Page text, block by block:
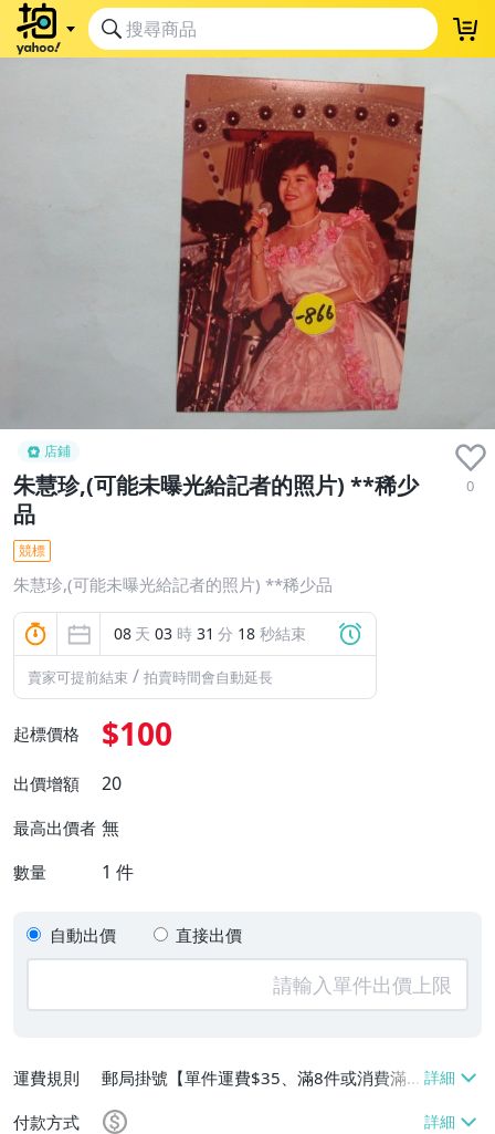
店鋪
朱慧珍,(可能未曝光給記者的照片) **稀少
品
0
競標
朱慧珍,(可能未曝光給記者的照片) **稀少品
08 天 03 時 31 分 17 秒結束
賣家可提前結束 / 拍賣時間會自動延長
起標價格 $100
出價增額 20
最高出價者 無
數量 1 件
自動出價 直接出價
運費規則
郵局掛號【單件運費$35、滿8件或消費滿
$3500免運費】
付款方式